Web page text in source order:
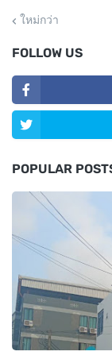
ใหม่กว่า
FOLLOW US
POPULAR